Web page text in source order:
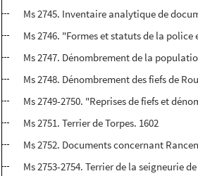
Ms 2745. Inventaire analytique de
Ms 2746. "Formes et statuts de la
Ms 2747. Dénombrement de la
Ms 2748. Dénombrement des fiefs de
Ms 2749-2750. "Reprises de fiefs et
Ms 2751. Terrier de Torpes. 1602
Ms 2752. Documents concernant
Ms 2753-2754. Terrier de la seigneurie